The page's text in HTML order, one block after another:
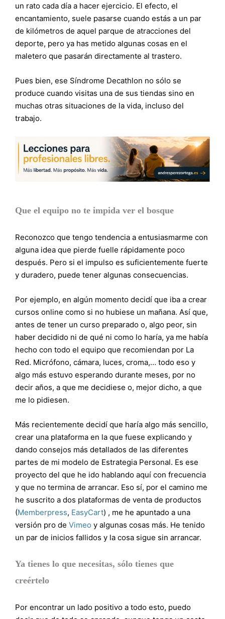
un rato cada día a hacer ejercicio. El efecto, el
encantamiento, suele pasarse cuando estás a un par
de kilómetros de aquel parque de atracciones del
deporte, pero ya has metido algunas cosas en el
maletero que pasarán directamente al trastero.
Pues bien, ese Síndrome Decathlon no sólo se
produce cuando visitas una de sus tiendas sino en
muchas otras situaciones de la vida, incluso del
trabajo.
Que el equipo no te impida ver el bosque
Reconozco que tengo tendencia a entusiasmarme con
alguna idea que pierde fuelle rápidamente poco
después. Pero si el impulso es suficientemente fuerte
y duradero, puede tener algunas consecuencias.
Por ejemplo, en algún momento decidí que iba a crear
cursos online como si no hubiese un mañana. Así que,
antes de tener un curso preparado o, algo peor, sin
haber decidido ni de qué ni como lo haría, ya me había
hecho con todo el equipo que recomiendan por La
Red. Micrófono, cámara, luces, croma,… todo eso y
algo más estuvo esperando durante meses, por no
decir años, a que me decidiese o, mejor dicho, a que
me lo pidiesen.
Más recientemente decidí que haría algo más sencillo,
crear una plataforma en la que fuese explicando y
dando consejos más detallados de las diferentes
partes de mi modelo de Estrategia Personal. Es ese
proyecto del que he ido hablando aquí con frecuencia
y que no termina de arrancar. Eso sí, por el camino me
he suscrito a dos plataformas de venta de productos
(Memberpress, EasyCart) , me he apuntado a una
versión pro de Vimeo y algunas cosas más. He tenido
un par de inicios fallidos y la cosa sigue sin arrancar.
Ya tienes lo que necesitas, sólo tienes que
creértelo
Por encontrar un lado positivo a todo esto, puedo